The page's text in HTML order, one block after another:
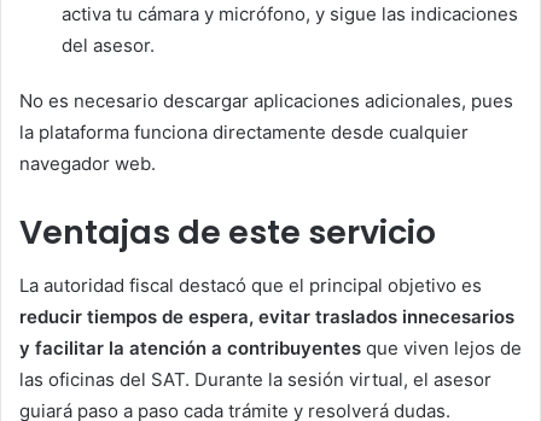
activa tu cámara y micrófono, y sigue las indicaciones
del asesor.
No es necesario descargar aplicaciones adicionales, pues
la plataforma funciona directamente desde cualquier
navegador web.
Ventajas de este servicio
La autoridad fiscal destacó que el principal objetivo es
reducir tiempos de espera, evitar traslados innecesarios
y facilitar la atención a contribuyentes que viven lejos de
las oficinas del SAT. Durante la sesión virtual, el asesor
guiará paso a paso cada trámite y resolverá dudas.